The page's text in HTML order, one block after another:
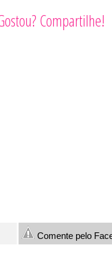
Compartilhe!
Comente pelo